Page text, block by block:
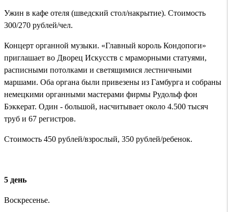
Ужин в кафе отеля (шведский стол/накрытие). Стоимость
300/270 рублей/чел.
Концерт органной музыки. «Главный король Кондопоги»
приглашает во Дворец Искусств с мраморными статуями,
расписными потолками и светящимися лестничными
маршами. Оба органа были привезены из Гамбурга и собраны
немецкими органными мастерами фирмы Рудольф фон
Бэккерат. Один - большой, насчитывает около 4.500 тысяч
труб и 67 регистров.
Стоимость 450 рублей/взрослый, 350 рублей/ребенок.
5 день
Воскресенье.